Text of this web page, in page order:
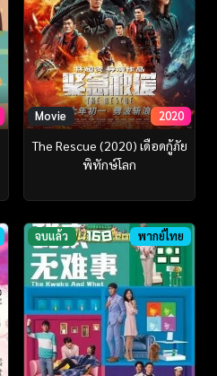
Movie 2020
The Rescue (2020) เดือดกู้ภัย
พิทักษ์โลก
จบแล้ว พากย์ไทย